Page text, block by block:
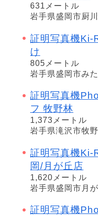
631メートル
岩手県盛岡市厨
証明写真機Ki-
け
805メートル
岩手県盛岡市み
証明写真機
フ 牧野林
1,373メートル
岩手県滝沢市牧
証明写真機Ki-
岡/月が丘店
1,620メートル
岩手県盛岡市月
証明写真機